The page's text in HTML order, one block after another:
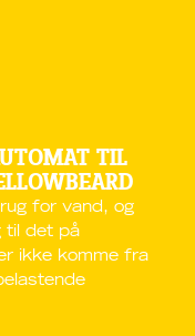
TIL
for vand, og
til det på
ikke komme fra